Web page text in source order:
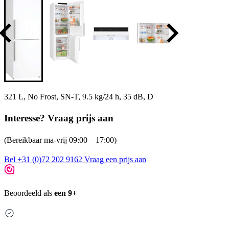
321 L, No Frost, SN-T, 9.5 kg/24 h, 35 dB, D
Interesse? Vraag prijs aan
(Bereikbaar ma-vrij 09:00 – 17:00)
Bel +31 (0)72 202 9162 Vraag een prijs aan
Beoordeeld als een 9+